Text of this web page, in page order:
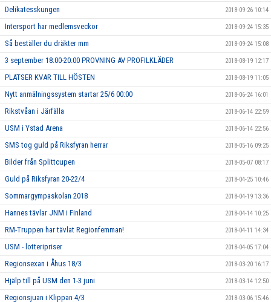
Delikatesskungen 2018-09-26 10:14
Intersport har medlemsveckor 2018-09-24 15:35
Så beställer du dräkter mm 2018-09-24 15:08
3 september 18.00-20.00 PROVNING AV PROFILKLÄDER 2018-08-19 12:17
PLATSER KVAR TILL HÖSTEN 2018-08-19 11:05
Nytt anmälningssystem startar 25/6 00:00 2018-06-24 16:01
Rikstvåan i Järfälla 2018-06-14 22:59
USM i Ystad Arena 2018-06-14 22:56
SMS tog guld på Riksfyran herrar 2018-05-16 09:25
Bilder från Splittcupen 2018-05-07 08:17
Guld på Riksfyran 20-22/4 2018-04-25 10:46
Sommargympaskolan 2018 2018-04-19 13:36
Hannes tävlar JNM i Finland 2018-04-14 10:25
RM-Truppen har tävlat Regionfemman! 2018-04-11 14:34
USM - lotteripriser 2018-04-05 17:04
Regionsexan i Åhus 18/3 2018-03-20 16:17
Hjälp till på USM den 1-3 juni 2018-03-14 12:50
Regionsjuan i Klippan 4/3 2018-03-06 15:46